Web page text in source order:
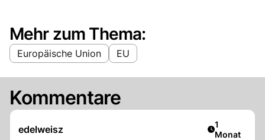
Mehr zum Thema:
Europäische Union EU
Kommentare
edelweisz Artikel
1
Monat